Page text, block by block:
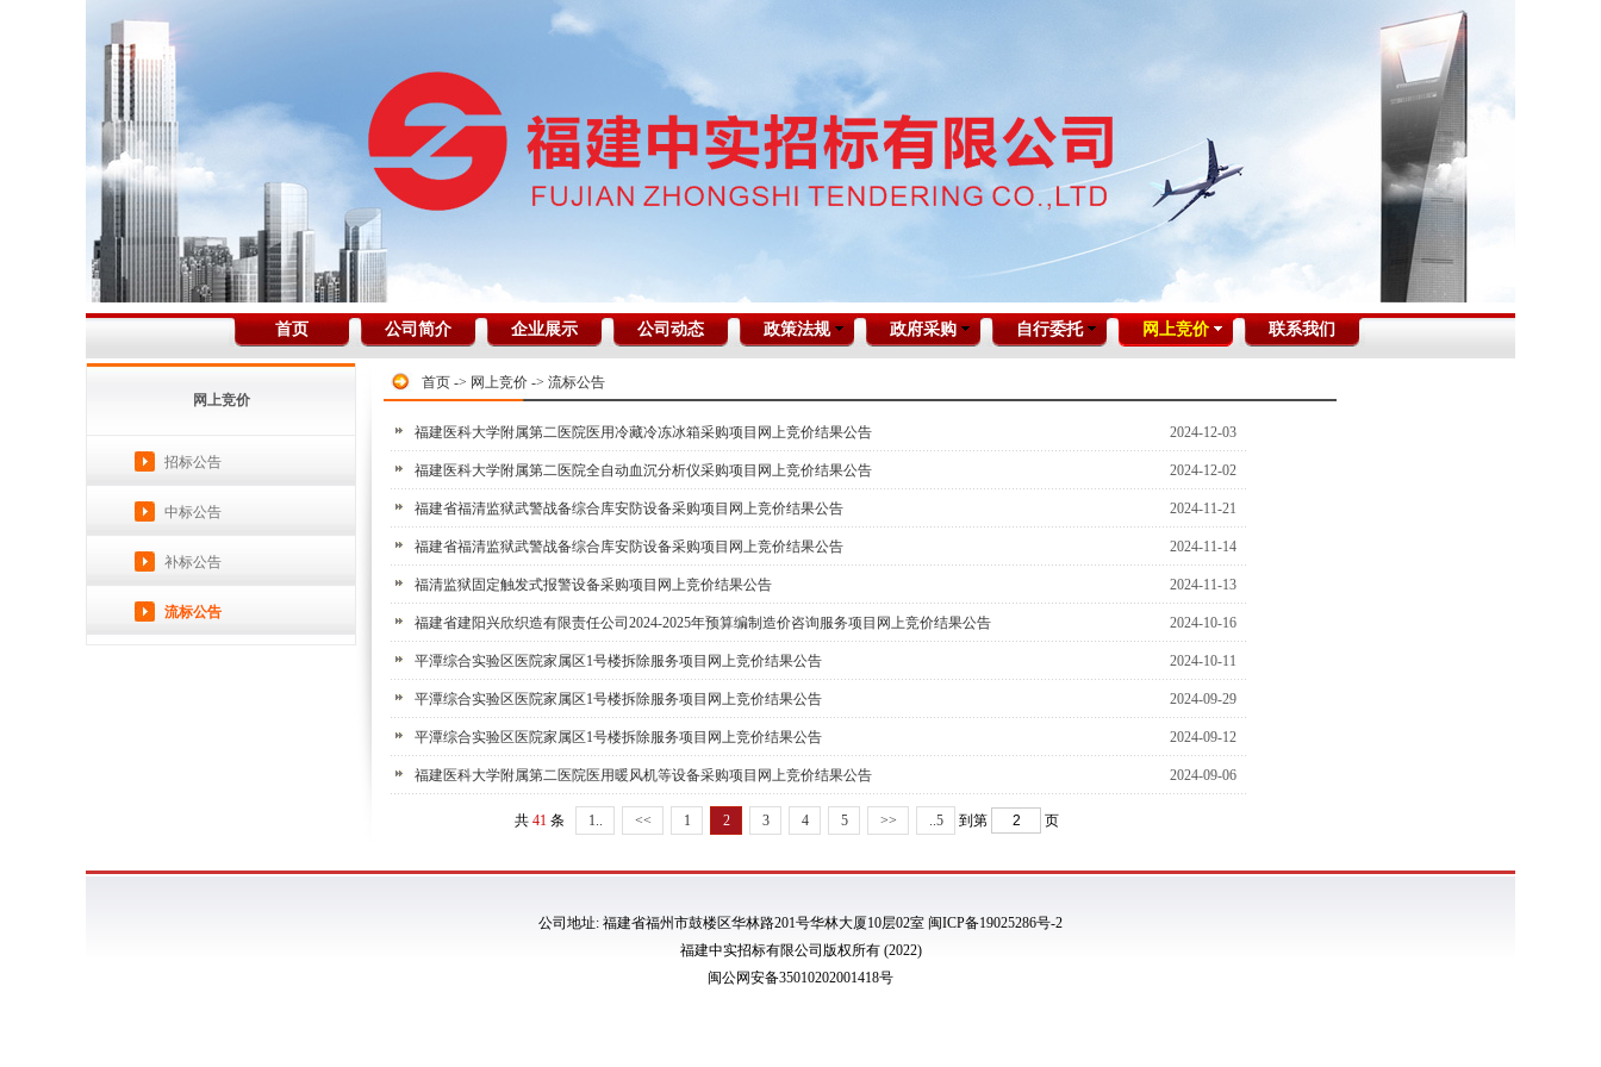
首页 公司简介 企业展示 公司动态 政策法规 政府采购 自行委托 网上竞价 联系我们
网上竞价
招标公告
中标公告
补标公告
流标公告
首页 -> 网上竞价 -> 流标公告
2024-12-03
福建医科大学附属第二医院医用冷藏冷冻冰箱采购项目网上竞价结果公告
2024-12-02
福建医科大学附属第二医院全自动血沉分析仪采购项目网上竞价结果公告
2024-11-21
福建省福清监狱武警战备综合库安防设备采购项目网上竞价结果公告
2024-11-14
福建省福清监狱武警战备综合库安防设备采购项目网上竞价结果公告
2024-11-13
福清监狱固定触发式报警设备采购项目网上竞价结果公告
2024-10-16
福建省建阳兴欣织造有限责任公司2024-2025年预算编制造价咨询服务项目网上竞价结果公告
2024-10-11
平潭综合实验区医院家属区1号楼拆除服务项目网上竞价结果公告
2024-09-29
平潭综合实验区医院家属区1号楼拆除服务项目网上竞价结果公告
2024-09-12
平潭综合实验区医院家属区1号楼拆除服务项目网上竞价结果公告
2024-09-06
福建医科大学附属第二医院医用暖风机等设备采购项目网上竞价结果公告
共 41 条 1.. << 1 2 3 4 5 >> ..5 到第 页
公司地址: 福建省福州市鼓楼区华林路201号华林大厦10层02室 闽ICP备19025286号-2
福建中实招标有限公司版权所有 (2022)
闽公网安备35010202001418号